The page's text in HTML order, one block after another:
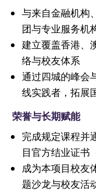
与来自金融机构
团与专业服务机
建立覆盖香港、
络与校友体系
通过四城的峰会
线实践者，拓展
荣誉与长期赋能
完成规定课程并
目官方结业证书
成为本项目校友
题沙龙与校友活